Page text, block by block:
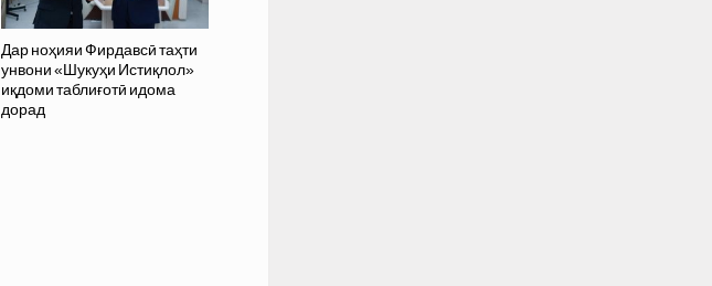
Дар ноҳияи Фирдавсӣ таҳти
унвони «Шукуҳи Истиқлол»
иқдоми таблиғотӣ идома
дорад